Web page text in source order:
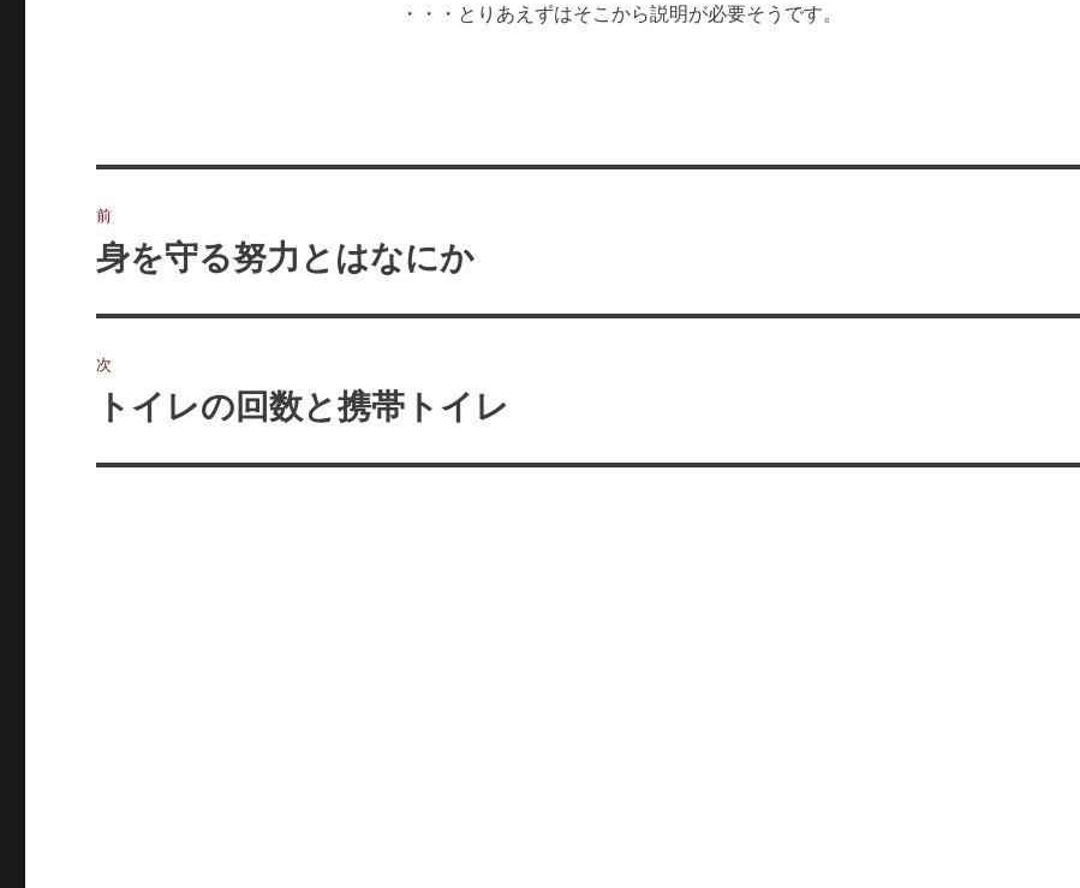
・・・とりあえずはそこから説明が必要そうです。
稿
ゲ
前
前
投
稿:
身を守る努力とはなにか
次
次
投
トイレの回数と携帯トイレ